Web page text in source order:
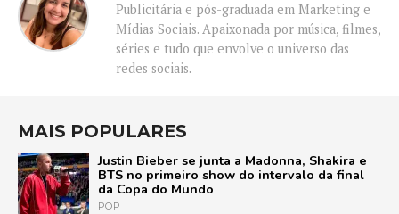
Publicitária e pós-graduada em Marketing e
Mídias Sociais. Apaixonada por música, filmes,
séries e tudo que envolve o universo das
redes sociais.
MAIS POPULARES
Justin Bieber se junta a Madonna, Shakira e
BTS no primeiro show do intervalo da final
da Copa do Mundo
POP